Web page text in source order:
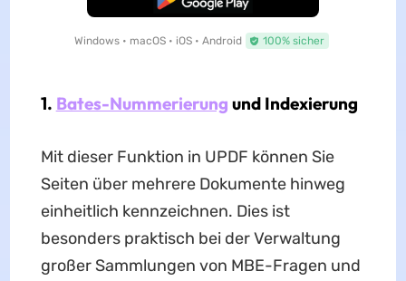
Windows • macOS • iOS • Android 100% sicher
1. Bates-Nummerierung und Indexierung
Mit dieser Funktion in UPDF können Sie
Seiten über mehrere Dokumente hinweg
einheitlich kennzeichnen. Dies ist
besonders praktisch bei der Verwaltung
großer Sammlungen von MBE-Fragen und